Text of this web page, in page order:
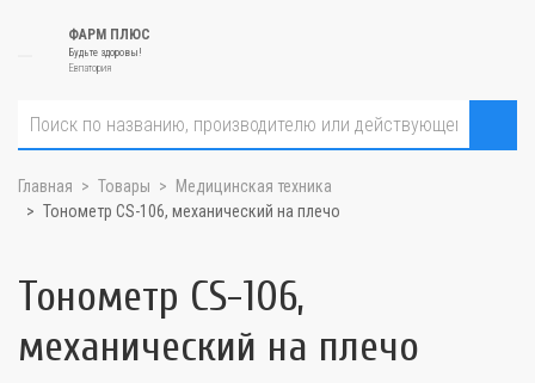
ФАРМ ПЛЮС
Будьте здоровы!
Евпатория
Главная Товары
Медицинская техника
Тонометр CS-106, механический на плечо
Тонометр CS-106,
механический на плечо